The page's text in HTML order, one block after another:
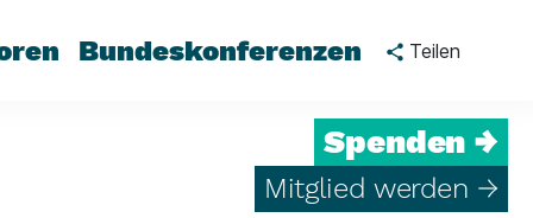
Bundeskonferenzen Teilen
Spenden →
Mitglied werden →